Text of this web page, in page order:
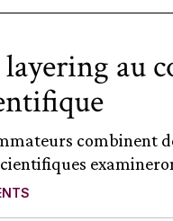
layering au
combinent